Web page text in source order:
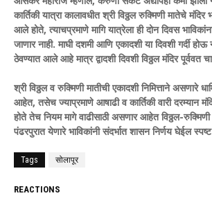
कार्तिकी यात्रा कालावधीत श्री विठ्ठल रुक्मिणी मातेचे मंदिर
आले होते, त्याचप्रमाणे मागि यात्रेला ही दोन दिवस
जाणार नाही. माघी दशमी आणि एकादशी या दिवशी गर्दी
ठेवण्यात आले आहे मात्र द्वादशी दिवशी विठ्ठल मंदिर
श्री विठ्ठल व रुक्मिणी मातीची एकादशी निमित्ताने असणारे
आहेत, तसेच ज्याप्रमाणे आषाढी व कार्तिकी वारी दरम्यान
होते तेच नियम मागे वाढीसाठी असणार आहेत विठ्ठल-
पंढरपुरात येणारे भाविकांनी संदर्भात शासन निर्णय घेईल
Tags सोलापूर
REACTIONS